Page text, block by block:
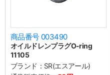
商品番号 003490
オイルドレンプラグO-ring
11105
ブランド： SR(エスアール)